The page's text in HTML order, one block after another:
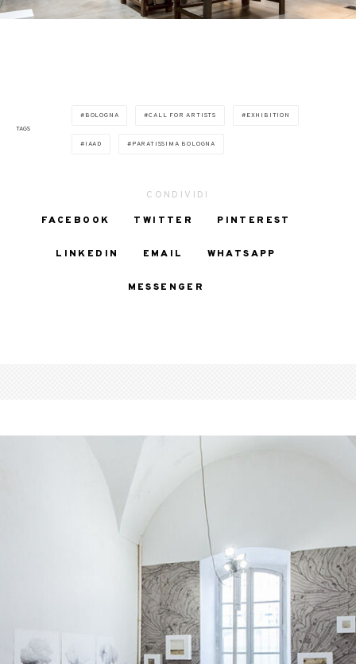
TAGS
BOLOGNA CALL FOR ARTISTS EXHIBITION
IAAD PARATISSIMA BOLOGNA
CONDIVIDI
FACEBOOK
TWITTER PINTEREST
LINKEDIN EMAIL WHATSAPP
MESSENGER